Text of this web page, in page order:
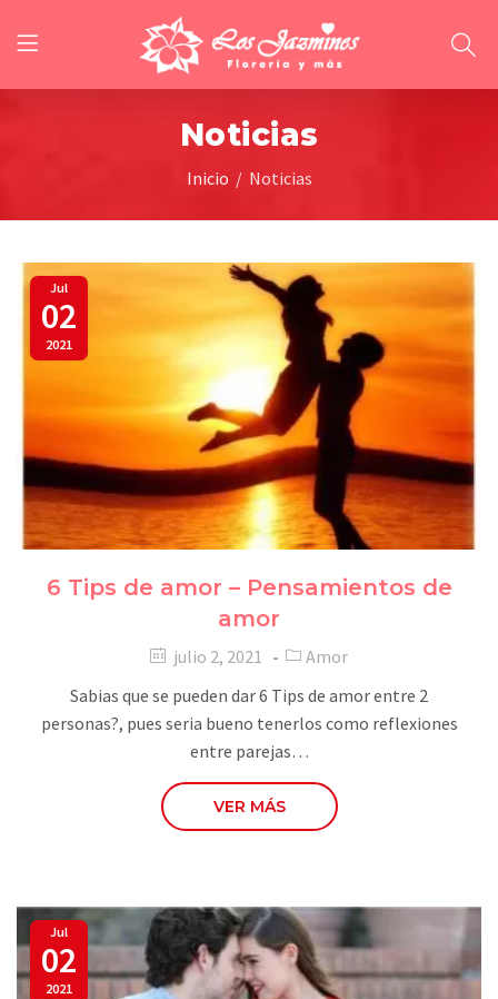
Noticias
Inicio Noticias
02
Jul
2021
6 Tips de amor – Pensamientos de
amor
julio 2, 2021
Amor
Sabias que se pueden dar 6 Tips de amor entre 2
personas?, pues seria bueno tenerlos como reflexiones
entre parejas…
VER MÁS
02
Jul
2021